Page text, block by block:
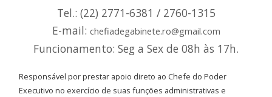
Tel.: (22) 2771-6381 / 2760-1315
E-mail: chefiadegabinete.ro@gmail.com
Funcionamento: Seg a Sex de 08h às 17h.
Responsável por prestar apoio direto ao Chefe do Poder
Executivo no exercício de suas funções administrativas e